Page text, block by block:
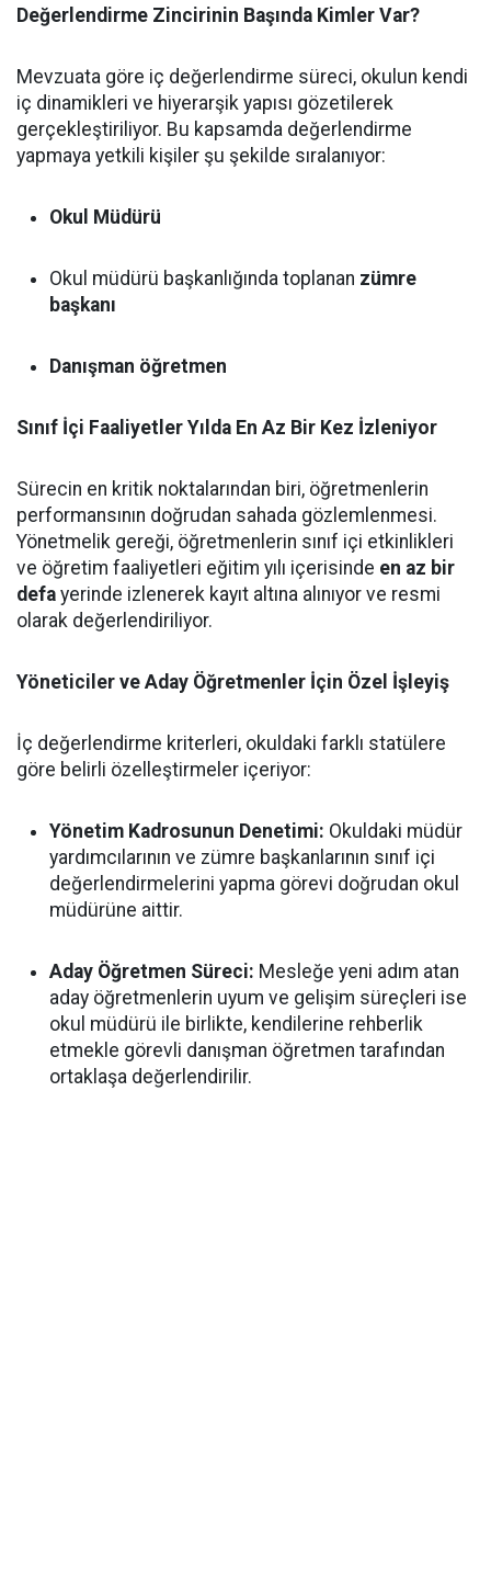
Değerlendirme Zincirinin Başında Kimler Var?
Mevzuata göre iç değerlendirme süreci, okulun kendi
iç dinamikleri ve hiyerarşik yapısı gözetilerek
gerçekleştiriliyor. Bu kapsamda değerlendirme
yapmaya yetkili kişiler şu şekilde sıralanıyor:
Okul Müdürü
Okul müdürü başkanlığında toplanan zümre
başkanı
Danışman öğretmen
Sınıf İçi Faaliyetler Yılda En Az Bir Kez İzleniyor
Sürecin en kritik noktalarından biri, öğretmenlerin
performansının doğrudan sahada gözlemlenmesi.
Yönetmelik gereği, öğretmenlerin sınıf içi etkinlikleri
ve öğretim faaliyetleri eğitim yılı içerisinde en az bir
defa yerinde izlenerek kayıt altına alınıyor ve resmi
olarak değerlendiriliyor.
Yöneticiler ve Aday Öğretmenler İçin Özel İşleyiş
İç değerlendirme kriterleri, okuldaki farklı statülere
göre belirli özelleştirmeler içeriyor:
Yönetim Kadrosunun Denetimi: Okuldaki müdür
yardımcılarının ve zümre başkanlarının sınıf içi
değerlendirmelerini yapma görevi doğrudan okul
müdürüne aittir.
Aday Öğretmen Süreci: Mesleğe yeni adım atan
aday öğretmenlerin uyum ve gelişim süreçleri ise
okul müdürü ile birlikte, kendilerine rehberlik
etmekle görevli danışman öğretmen tarafından
ortaklaşa değerlendirilir.